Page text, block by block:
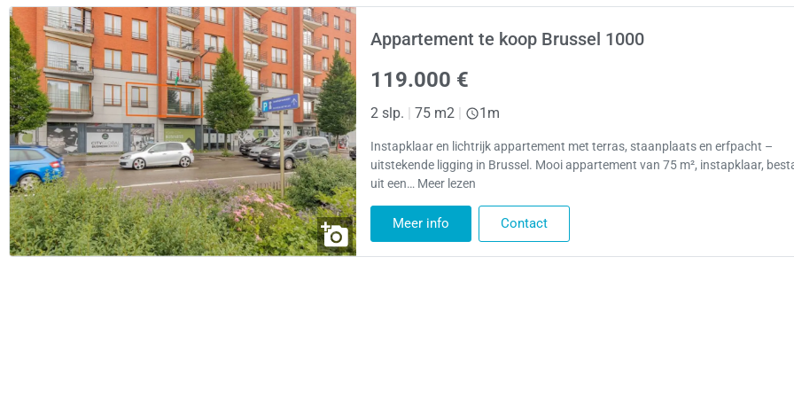
Appartement te koop Brussel 1000
119.000 €
2 slp. 75 m2 1m
Instapklaar en lichtrijk appartement met terras, staanplaats en erfpacht –
uitstekende ligging in Brussel. Mooi appartement van 75 m², instapklaar,
uit een… Meer lezen
Meer info Contact